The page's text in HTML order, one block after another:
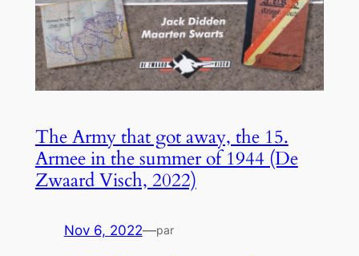
The Army that got away, the 15.
Armee in the summer of 1944 (De
Zwaard Visch, 2022)
Nov 6, 2022—par